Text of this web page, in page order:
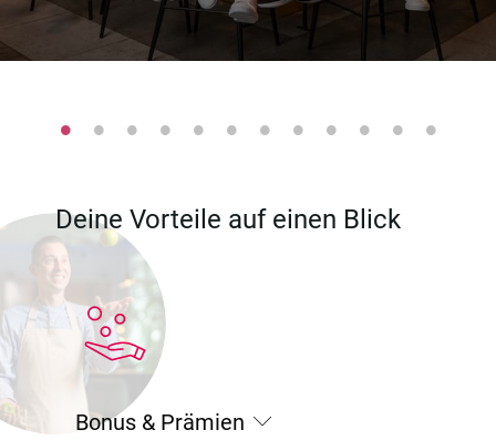
Deine Vorteile auf einen Blick
Bonus & Prämien